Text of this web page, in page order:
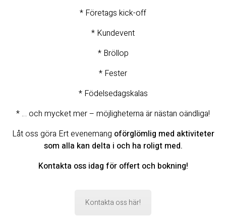
* Företags kick-off
* Kundevent
* Bröllop
* Fester
* Födelsedagskalas
* … och mycket mer – möjligheterna är nästan oändliga!
Låt oss göra Ert evenemang oförglömlig med aktiviteter
som alla kan delta i och ha roligt med.
Kontakta oss idag för offert och bokning!
Kontakta oss här!